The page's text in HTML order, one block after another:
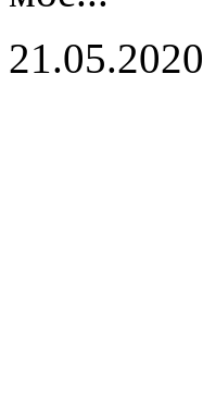
21.05.2020